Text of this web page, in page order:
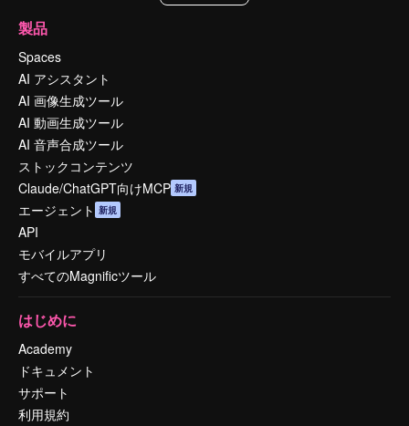
製品
Spaces
AI アシスタント
AI 画像生成ツール
AI 動画生成ツール
AI 音声合成ツール
ストックコンテンツ
Claude/ChatGPT向けMCP 新規
エージェント 新規
API
モバイルアプリ
すべてのMagnificツール
はじめに
Academy
ドキュメント
サポート
利用規約